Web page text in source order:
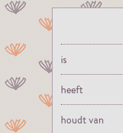
is
heeft
houdt van